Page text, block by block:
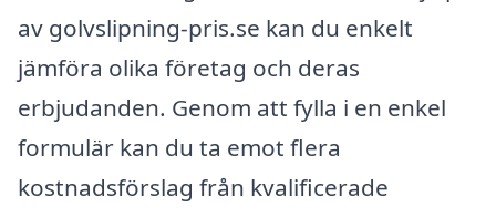
av golvslipning-pris.se kan du enkelt
jämföra olika företag och deras
erbjudanden. Genom att fylla i en enkel
formulär kan du ta emot flera
kostnadsförslag från kvalificerade